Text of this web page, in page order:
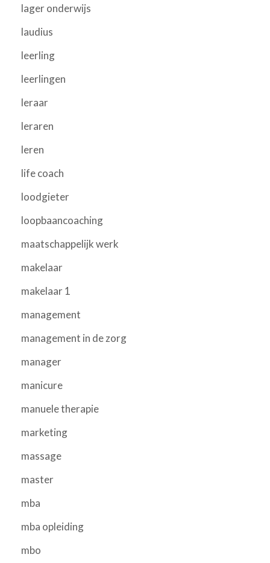
lager onderwijs
laudius
leerling
leerlingen
leraar
leraren
leren
life coach
loodgieter
loopbaancoaching
maatschappelijk werk
makelaar
makelaar 1
management
management in de zorg
manager
manicure
manuele therapie
marketing
massage
master
mba
mba opleiding
mbo